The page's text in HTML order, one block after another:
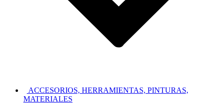
ACCESORIOS, HERRAMIENTAS, PINTURAS,
MATERIALES